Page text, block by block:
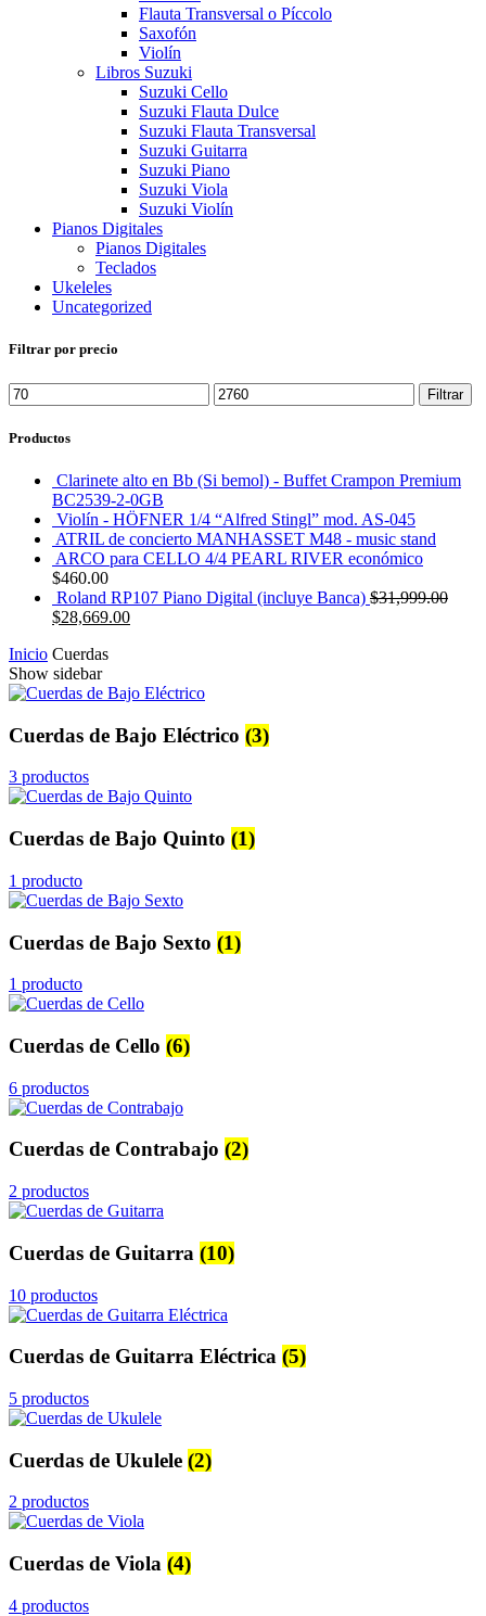
Flauta Transversal o Píccolo
Saxofón
Violín
Libros Suzuki
Suzuki Cello
Suzuki Flauta Dulce
Suzuki Flauta Transversal
Suzuki Guitarra
Suzuki Piano
Suzuki Viola
Suzuki Violín
Pianos Digitales
Pianos Digitales
Teclados
Ukeleles
Uncategorized
Filtrar por precio
Precio
mínimo
Precio
máximo
Filtrar
Productos
Clarinete alto en Bb (Si bemol) - Buffet Crampon Premium
BC2539-2-0GB
Violín - HÖFNER 1/4 “Alfred Stingl” mod. AS-045
ATRIL de concierto MANHASSET M48 - music stand
ARCO para CELLO 4/4 PEARL RIVER económico
$460.00
Roland RP107 Piano Digital (incluye Banca) $31,999.00
$28,669.00
Inicio Cuerdas
Show sidebar
Cuerdas de Bajo Eléctrico (3)
3 productos
Cuerdas de Bajo Quinto (1)
1 producto
Cuerdas de Bajo Sexto (1)
1 producto
Cuerdas de Cello (6)
6 productos
Cuerdas de Contrabajo (2)
2 productos
Cuerdas de Guitarra (10)
10 productos
Cuerdas de Guitarra Eléctrica (5)
5 productos
Cuerdas de Ukulele (2)
2 productos
Cuerdas de Viola (4)
4 productos